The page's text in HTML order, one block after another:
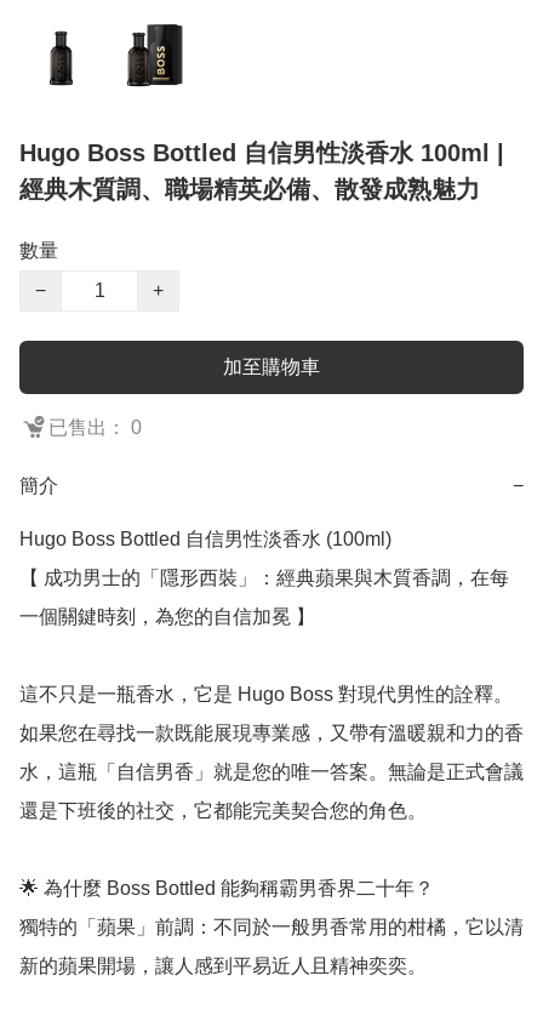
Hugo Boss Bottled 自信男性淡香水 100ml |
經典木質調、職場精英必備、散發成熟魅力
數量
−
+
加至購物車
已售出： 0
簡介 −
Hugo Boss Bottled 自信男性淡香水 (100ml)
【 成功男士的「隱形西裝」：經典蘋果與木質香調，在每
一個關鍵時刻，為您的自信加冕 】
這不只是一瓶香水，它是 Hugo Boss 對現代男性的詮釋。
如果您在尋找一款既能展現專業感，又帶有溫暖親和力的香
水，這瓶「自信男香」就是您的唯一答案。無論是正式會議
還是下班後的社交，它都能完美契合您的角色。
🌟 為什麼 Boss Bottled 能夠稱霸男香界二十年？
獨特的「蘋果」前調：不同於一般男香常用的柑橘，它以清
新的蘋果開場，讓人感到平易近人且精神奕奕。